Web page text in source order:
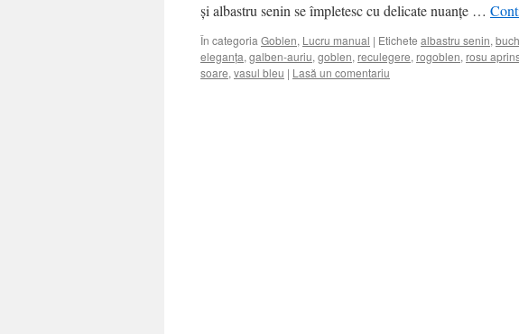
și albastru senin se împletesc cu delicate nuanțe …
În categoria Goblen, Lucru manual | Etichete albastru senin,
eleganța, galben-auriu, goblen, reculegere, rogoblen, rosu
soare, vasul bleu | Lasă un comentariu